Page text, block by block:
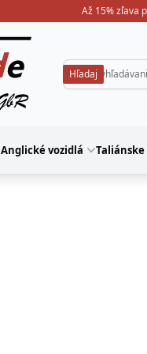
Až 15% zľava
Anglické vozidlá Taliánske